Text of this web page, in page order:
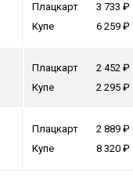
Плацкарт
3 733
Купе
6 259
Плацкарт
2 452
Купе
2 295
Плацкарт
2 889
Купе
8 320